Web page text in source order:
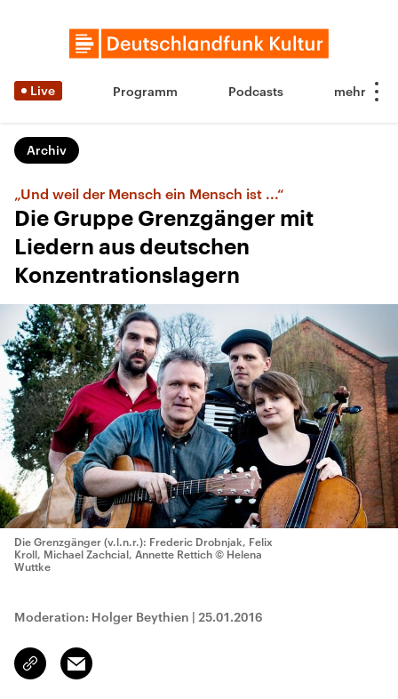
Live Programm Podcasts
Archiv
„Und weil der Mensch ein Mensch ist ...“
Die Gruppe Grenzgänger mit
Liedern aus deutschen
Konzentrationslagern
Die Grenzgänger (v.l.n.r.): Frederic Drobnjak, Felix
Kroll, Michael Zachcial, Annette Rettich © Helena
Wuttke
Moderation: Holger Beythien | 25.01.2016
Link
kopieren/teilen
Email